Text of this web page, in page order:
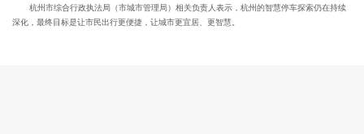
杭州市综合行政执法局（市城市管理局）相关负责人表示，杭州的智慧停车探索仍在持续
深化，最终目标是让市民出行更便捷，让城市更宜居、更智慧。